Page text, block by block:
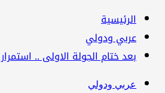
الرئيسية
عربي ودولي
بعد ختام الجولة الاولى ..
عربي ودولي